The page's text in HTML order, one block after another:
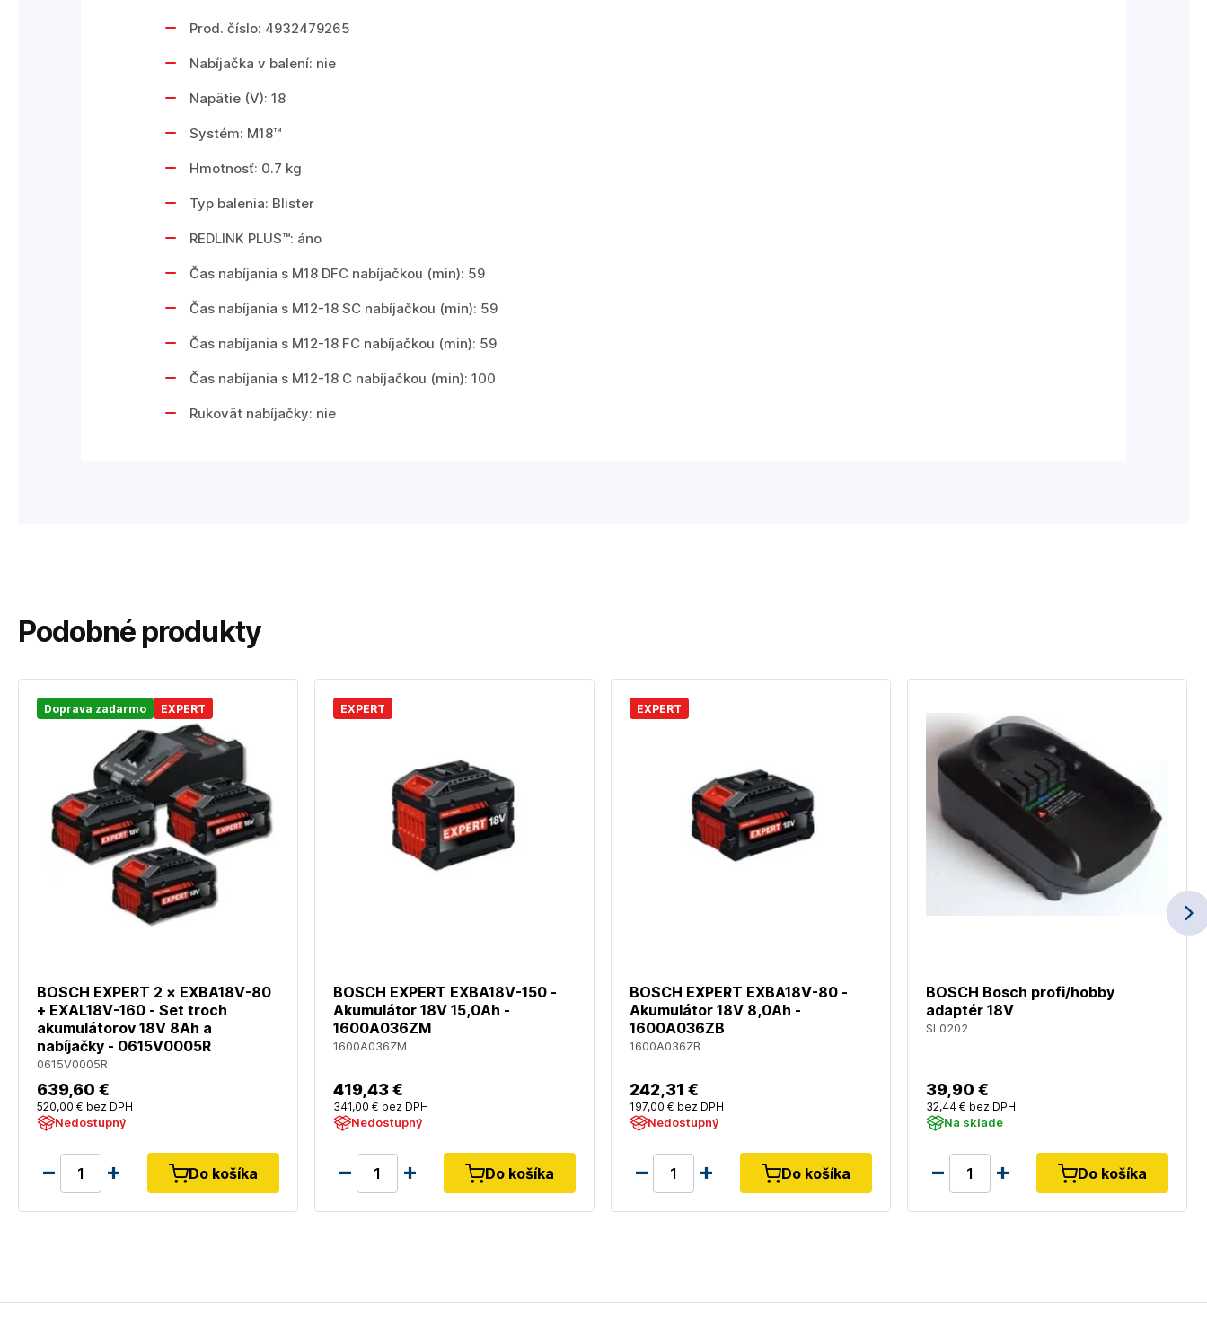
Prod. číslo: 4932479265
Nabíjačka v balení: nie
Napätie (V): 18
Systém: M18™
Hmotnosť: 0.7 kg
Typ balenia: Blister
REDLINK PLUS™: áno
Čas nabíjania s M18 DFC nabíjačkou (min): 59
Čas nabíjania s M12-18 SC nabíjačkou (min): 59
Čas nabíjania s M12-18 FC nabíjačkou (min): 59
Čas nabíjania s M12-18 C nabíjačkou (min): 100
Rukovät nabíjačky: nie
Podobné produkty
Doprava zadarmo EXPERT
BOSCH EXPERT 2 × EXBA18V-80
+ EXAL18V-160 - Set troch
akumulátorov 18V 8Ah a
nabíjačky - 0615V0005R
0615V0005R
639,60 €
520,00 € bez DPH
Nedostupný
Do košíka
EXPERT
BOSCH EXPERT EXBA18V-150 -
Akumulátor 18V 15,0Ah -
1600A036ZM
1600A036ZM
419,43 €
341,00 € bez DPH
Nedostupný
Do košíka
EXPERT
BOSCH EXPERT EXBA18V-80 -
Akumulátor 18V 8,0Ah -
1600A036ZB
1600A036ZB
242,31 €
197,00 € bez DPH
Nedostupný
Do košíka
BOSCH Bosch profi/hobby
adaptér 18V
SL0202
39,90 €
32,44 € bez DPH
Na sklade
Do košíka